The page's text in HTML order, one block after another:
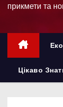
к
прикмети та
Цікаво